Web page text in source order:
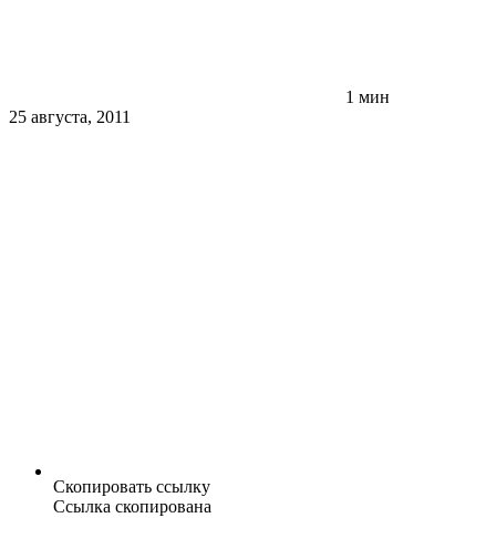
1 мин
25 августа, 2011
Скопировать ссылку
Ссылка скопирована